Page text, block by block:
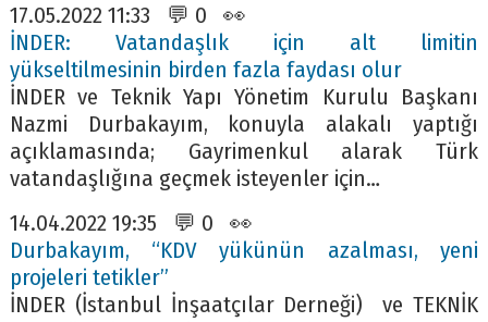
17.05.2022 11:33 💬 0 👀
İNDER: Vatandaşlık için alt limitin
yükseltilmesinin birden fazla faydası olur
İNDER ve Teknik Yapı Yönetim Kurulu Başkanı
Nazmi Durbakayım, konuyla alakalı yaptığı
açıklamasında; Gayrimenkul alarak Türk
vatandaşlığına geçmek isteyenler için…
14.04.2022 19:35 💬 0 👀
Durbakayım, “KDV yükünün azalması, yeni
projeleri tetikler”
İNDER (İstanbul İnşaatçılar Derneği) ve TEKNİK